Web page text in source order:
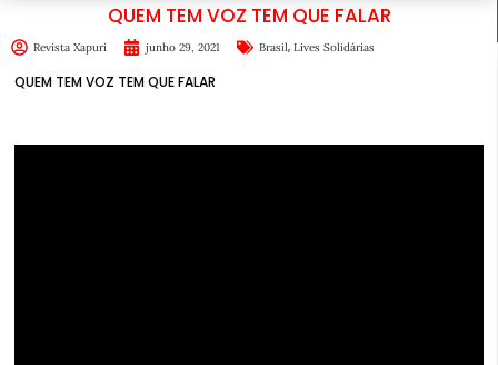
QUEM TEM VOZ TEM QUE FALAR
Revista Xapuri junho 29, 2021 Brasil, Lives Solidárias
QUEM TEM VOZ TEM QUE FALAR